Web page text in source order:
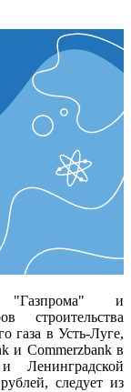
"Газпрома" и
строительства
газа в Усть-Луге,
и Commerzbank в
Ленинградской
следует из